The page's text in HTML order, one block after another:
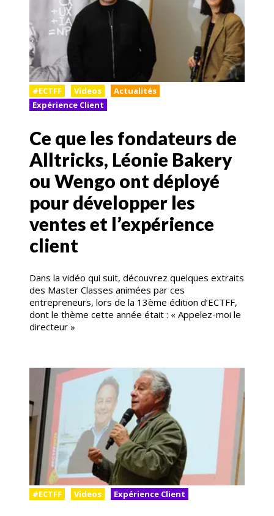
#ECTFF Videos
Actualités
Expérience Client
Ce que les fondateurs de
Alltricks, Léonie Bakery
ou Wengo ont déployé
pour développer les
ventes et l’expérience
client
Dans la vidéo qui suit, découvrez quelques extraits
des Master Classes animées par ces
entrepreneurs, lors de la 13ème édition d’ECTFF,
dont le thème cette année était : « Appelez-moi le
directeur »
#ECTFF Videos Expérience Client